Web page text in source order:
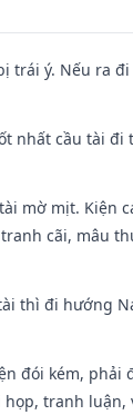
trái ý. Nếu ra
nhất cầu tài
mờ mịt. Kiện
cãi, mâu
thì đi hướng
đói kém,
tranh